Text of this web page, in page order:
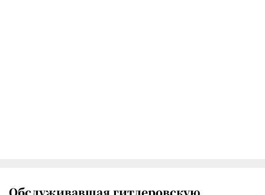
Обслуживавшая гитлеровскую